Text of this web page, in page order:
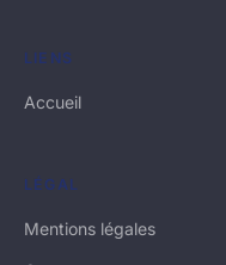
LIENS
Accueil
LÉGAL
Mentions légales